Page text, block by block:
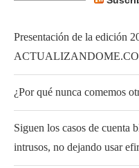
Presentación de la edición
¿Por qué nunca comemos
Siguen los casos de cuenta
intrusos, no dejando usar